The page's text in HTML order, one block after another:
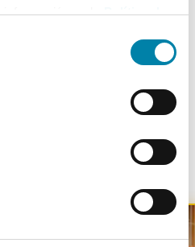
información en laPolítica de
satisfechos